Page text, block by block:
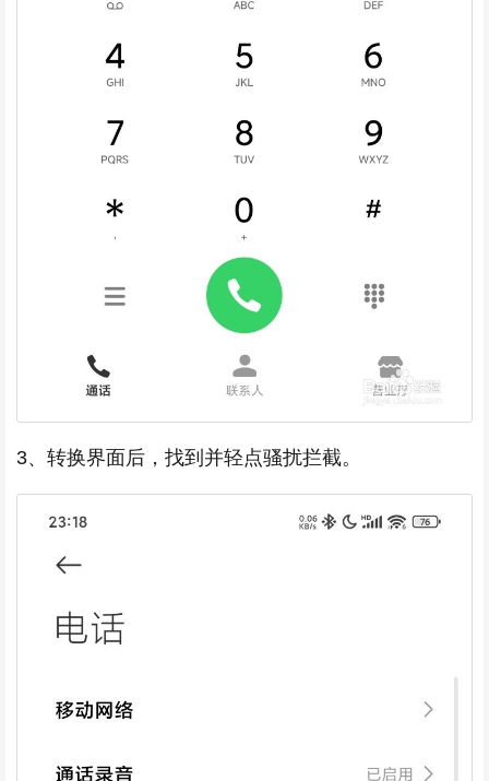
3、转换界面后，找到并轻点骚扰拦截。